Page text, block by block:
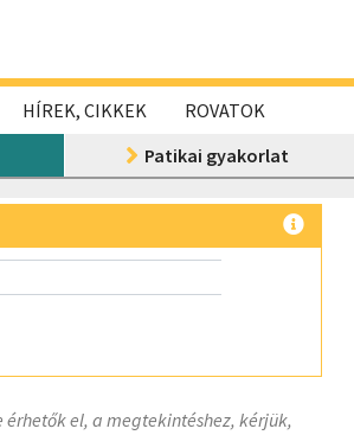
HÍREK, CIKKEK
ROVATOK
Patikai gyakorlat
el, a megtekintéshez, kérjük,